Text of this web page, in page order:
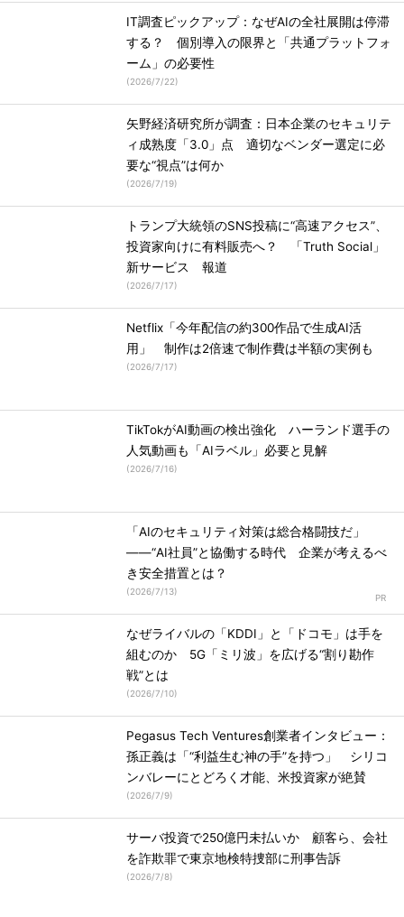
IT調査ピックアップ：なぜAIの全社展開は停滞
する？ 個別導入の限界と「共通プラットフォ
ーム」の必要性
(2026/7/22)
矢野経済研究所が調査：日本企業のセキュリテ
ィ成熟度「3.0」点 適切なベンダー選定に必
要な“視点”は何か
(2026/7/19)
トランプ大統領のSNS投稿に“高速アクセス”、
投資家向けに有料販売へ？ 「Truth Social」
新サービス 報道
(2026/7/17)
Netflix「今年配信の約300作品で生成AI活
用」 制作は2倍速で制作費は半額の実例も
(2026/7/17)
TikTokがAI動画の検出強化 ハーランド選手の
人気動画も「AIラベル」必要と見解
(2026/7/16)
「AIのセキュリティ対策は総合格闘技だ」
――“AI社員”と協働する時代 企業が考えるべ
き安全措置とは？
(2026/7/13)
なぜライバルの「KDDI」と「ドコモ」は手を
組むのか 5G「ミリ波」を広げる“割り勘作
戦”とは
(2026/7/10)
Pegasus Tech Ventures創業者インタビュー：
孫正義は「“利益生む神の手”を持つ」 シリコ
ンバレーにとどろく才能、米投資家が絶賛
(2026/7/9)
サーバ投資で250億円未払いか 顧客ら、会社
を詐欺罪で東京地検特捜部に刑事告訴
(2026/7/8)